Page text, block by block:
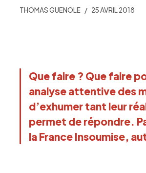
THOMAS GUENOLE 25 AVRIL 2018
Que faire ? Que faire
analyse attentive des
d’exhumer tant leur
permet de répondre.
la France Insoumise,